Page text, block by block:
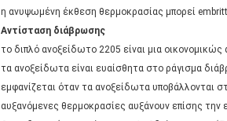
η ανυψωμένη έκθεση θερμοκρασίας μπορεί
Αντίσταση διάβρωσης
το διπλό ανοξείδωτο 2205 είναι μια
τα ανοξείδωτα είναι ευαίσθητα στο ράγισμα
εμφανίζεται όταν τα ανοξείδωτα υποβάλλονται
αυξανόμενες θερμοκρασίες αυξάνουν επίσης